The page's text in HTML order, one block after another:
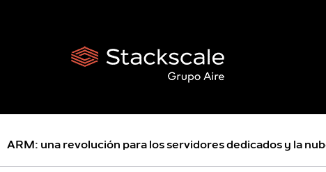
ARM: una revolución para los servidores dedicados y la